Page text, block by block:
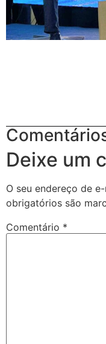
Deixe um
O seu endereço de
obrigatórios são
Comentário *